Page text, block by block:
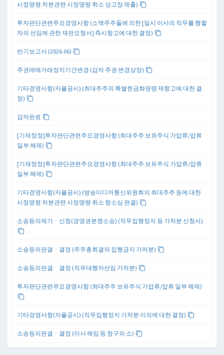
시정명령 처분관련 시정명령 취소 상고장 제출)
투자판단관련주요경영사항 (소액주주들에 의한 [일시 이사의 직무를 행할
자의 선임에 관한 재판요청서] 즉시항고에 대한 결정)
반기보고서 (2026.06)
주권매매거래정지기간변경 (감자 주권 변경상장)
기타경영사항(자율공시) (최대주주의 특별현금화명령 재항고에 대한 결
정)
감자완료
[기재정정]투자판단관련주요경영사항 (최대주주 보유주식 가압류/압류
일부 해제)
[기재정정]투자판단관련주요경영사항 (최대주주 보유주식 가압류/압류
일부 해제)
기타경영사항(자율공시) (방송미디어통신위원회의 최대주주 등에 대한
시정명령 처분관련 시정명령 취소 항소심 판결)
소송등의제기ㆍ신청(경영권분쟁소송) (직무집행정지 등 가처분 신청서)
소송등의판결ㆍ결정 (주주총회결의 집행금지 가처분)
소송등의판결ㆍ결정 (직무대행자선임 가처분)
투자판단관련주요경영사항 (최대주주 보유주식 가압류/압류 일부 해제)
기타경영사항(자율공시) (직무집행정지 가처분 이의에 대한 결정)
소송등의판결ㆍ결정 (이사 해임 등 청구의 소)